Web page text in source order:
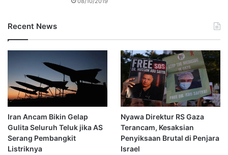
Recent News
Iran Ancam Bikin Gelap
Gulita Seluruh Teluk jika AS
Serang Pembangkit
Listriknya
Nyawa Direktur RS Gaza
Terancam, Kesaksian
Penyiksaan Brutal di Penjara
Israel